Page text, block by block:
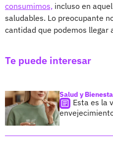
consumimos, incluso en
saludables. Lo preocupante
cantidad que podemos llegar
Te puede interesar
Salud y
Esta es la